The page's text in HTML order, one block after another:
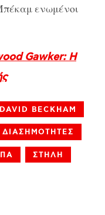
ενωμένοι
Gawker: Η
DAVID BECKHAM
ΔΙΑΣΗΜΟΤΗΤΕΣ
ΣΤΗΛΗ